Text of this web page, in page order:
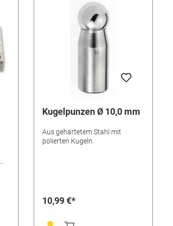
Kugelpunzen Ø 10,0 mm
Aus gehärtetem Stahl mit
polierten Kugeln.
10,99 €*